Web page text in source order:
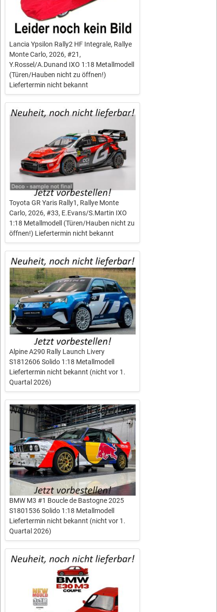
Lancia Ypsilon Rally2 HF Integrale, Rallye
Monte Carlo, 2026, #21,
Y.Rossel/A.Dunand IXO 1:18 Metallmodell
(Türen/Hauben nicht zu öffnen!)
Liefertermin nicht bekannt
Toyota GR Yaris Rally1, Rallye Monte
Carlo, 2026, #33, E.Evans/S.Martin IXO
1:18 Metallmodell (Türen/Hauben nicht zu
öffnen!) Liefertermin nicht bekannt
Alpine A290 Rally Launch Livery
S1812606 Solido 1:18 Metallmodell
Liefertermin nicht bekannt (nicht vor 1.
Quartal 2026)
BMW M3 #1 Boucle de Bastogne 2025
S1801536 Solido 1:18 Metallmodell
Liefertermin nicht bekannt (nicht vor 1.
Quartal 2026)